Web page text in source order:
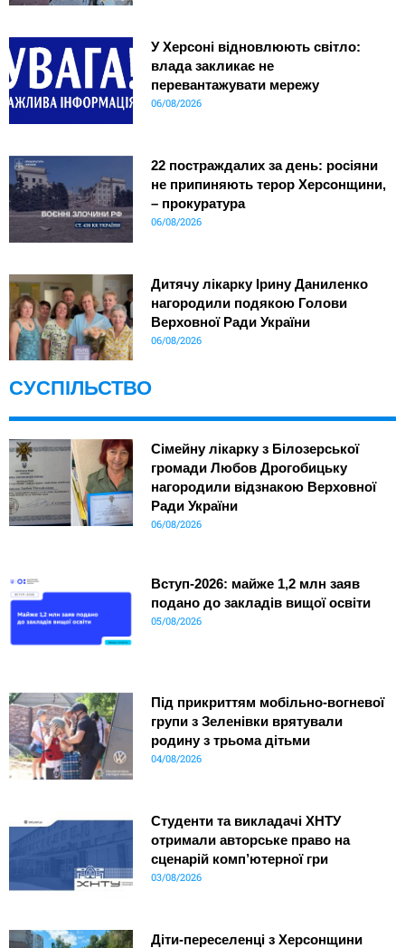
У Херсоні відновлюють світло:
влада закликає не
перевантажувати мережу
06/08/2026
22 постраждалих за день: росіяни
не припиняють терор Херсонщини,
– прокуратура
06/08/2026
Дитячу лікарку Ірину Даниленко
нагородили подякою Голови
Верховної Ради України
06/08/2026
СУСПІЛЬСТВО
Сімейну лікарку з Білозерської
громади Любов Дрогобицьку
нагородили відзнакою Верховної
Ради України
06/08/2026
Вступ-2026: майже 1,2 млн заяв
подано до закладів вищої освіти
05/08/2026
Під прикриттям мобільно-вогневої
групи з Зеленівки врятували
родину з трьома дітьми
04/08/2026
Студенти та викладачі ХНТУ
отримали авторське право на
сценарій комп’ютерної гри
03/08/2026
Діти-переселенці з Херсонщини